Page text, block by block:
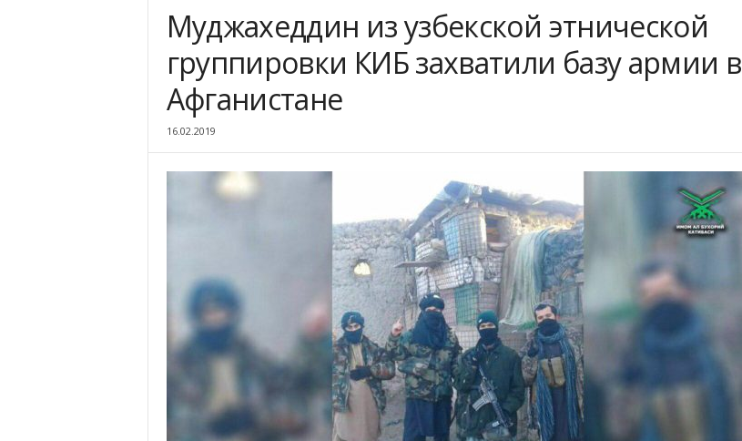
Муджахеддин из узбекской этнической
группировки КИБ захватили базу армии в
Афганистане
16.02.2019